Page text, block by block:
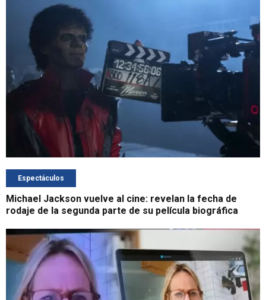
Espectáculos
Michael Jackson vuelve al cine: revelan la fecha de
rodaje de la segunda parte de su película biográfica